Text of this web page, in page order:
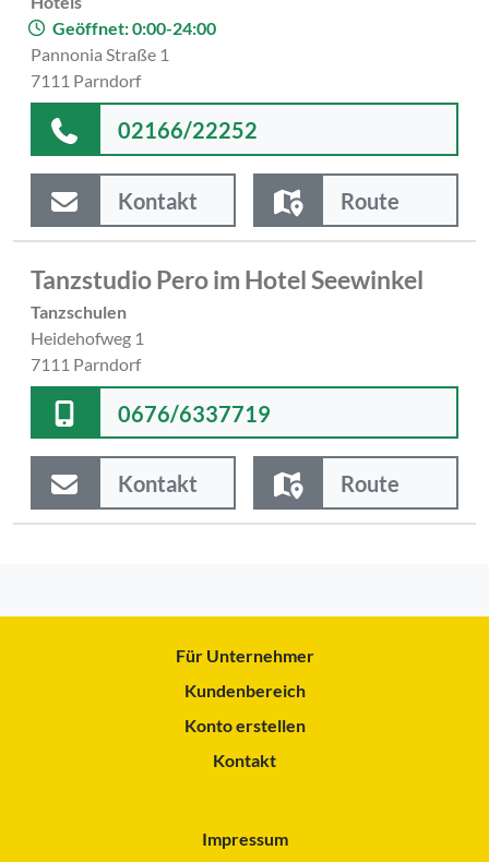
Geöffnet: 0:00-24:00
Pannonia Straße 1
7111 Parndorf
02166/22252
Kontakt Route
Tanzstudio Pero im Hotel Seewinkel
Tanzschulen
Heidehofweg 1
7111 Parndorf
0676/6337719
Kontakt Route
Für Unternehmer
Kundenbereich
Konto erstellen
Kontakt
Impressum